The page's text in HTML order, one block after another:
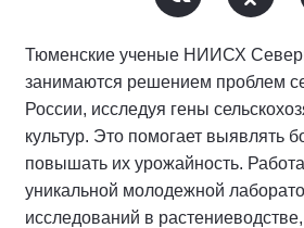
Тюменские ученые НИИСХ
занимаются решением проблем
России, исследуя гены
культур. Это помогает выявлять
повышать их урожайность.
уникальной молодежной
исследований в